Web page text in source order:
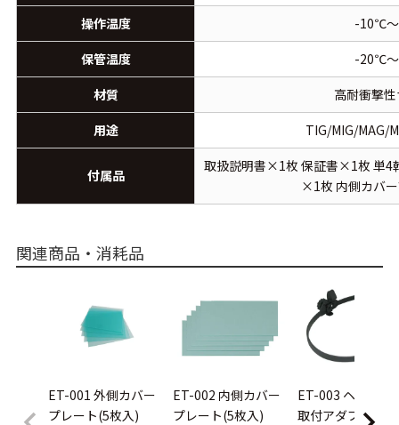
操作温度
-10℃
保管温度
-20℃
材質
高耐衝撃
用途
TIG/MIG/MAG/
付属品
取扱説明書×1枚 保証書×1枚 単4
×1枚 内側カバ
関連商品・消耗品
ET-001 外側カバー
プレート(5枚入)
ET-002 内側カバー
プレート(5枚入)
ET-003 ヘルメッ
取付アダプタ